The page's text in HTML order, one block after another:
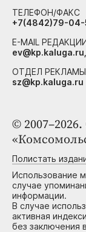
©
Полистать
Использование
случае
информации.
В случае
активная
без заключения
ТЕЛЕФОН/ФАКС
+7(4842)79-04-
E-MAIL
ОТДЕЛ
sz@kp.kaluga.ru